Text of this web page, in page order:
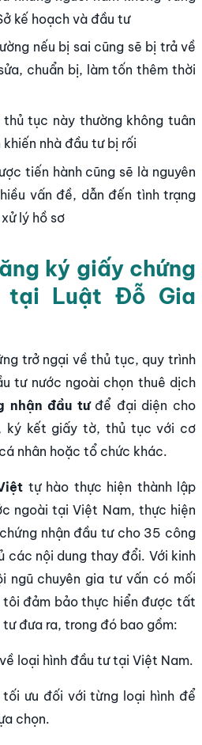
kế hoạch và đầu tư
nếu bị sai cũng sẽ bị trả về
chuẩn bị, làm tốn thêm thời
tục này thường không tuân
nhà đầu tư bị rối
tiến hành cũng sẽ là nguyên
vấn đề, dẫn đến tình trạng
lý hồ sơ
ký giấy chứng
tại Luật Đỗ Gia
trở ngại về thủ tục, quy trình
tư nước ngoài chọn thuê dịch
nhận đầu tưđể đại diện cho
ký kết giấy tờ, thủ tục với cơ
nhân hoặc tổ chức khác.
tự hào thực hiện thành lập
ngoài tại Việt Nam, thực hiện
nhận đầu tư cho 35 công
các nội dung thay đổi. Với kinh
ngũ chuyên gia tư vấn có mối
tôi đảm bảo thực hiển được tất
đưa ra, trong đó bao gồm:
loại hình đầu tư tại Việt Nam.
ưu đối với từng loại hình để
chọn.